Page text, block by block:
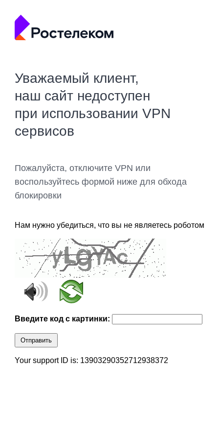
Уважаемый клиент,
наш сайт недоступен
при использовании VPN
сервисов
Пожалуйста, отключите VPN или
воспользуйтесь формой ниже для обхода
блокировки
Нам нужно убедиться, что вы не являетесь роботом
Введите код с картинки:
Отправить
Your support ID is: 13903290352712938372